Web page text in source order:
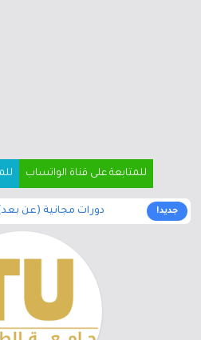
للمتابعة على قناة الواتساب
جديد! دورات مجانية (عن